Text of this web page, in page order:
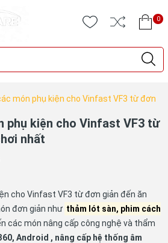
0
món phụ kiện cho Vinfast VF3 từ đơn
phụ kiện cho Vinfast VF3 từ
nhất
cho Vinfast VF3 từ đơn giản đến ăn
đơn giản như thảm lót sàn, phim cách
các món nâng cấp công nghệ và thẩm
Android , nâng cấp hệ thống âm